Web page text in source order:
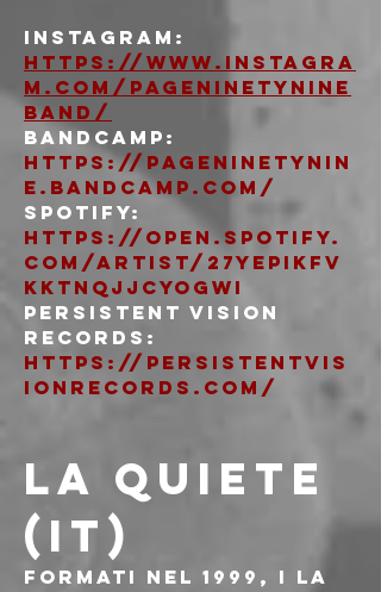
Instagram:
https://www.instagra
m.com/pageninetynine
band/
Bandcamp:
https://pageninetynin
e.bandcamp.com/
Spotify:
https://open.spotify.
com/artist/27YepIKfV
kkTnqJJcyOGWi
Persistent Vision
Records:
https://persistentvis
ionrecords.com/
LA QUIETE
(IT)
Formati nel 1999, i La